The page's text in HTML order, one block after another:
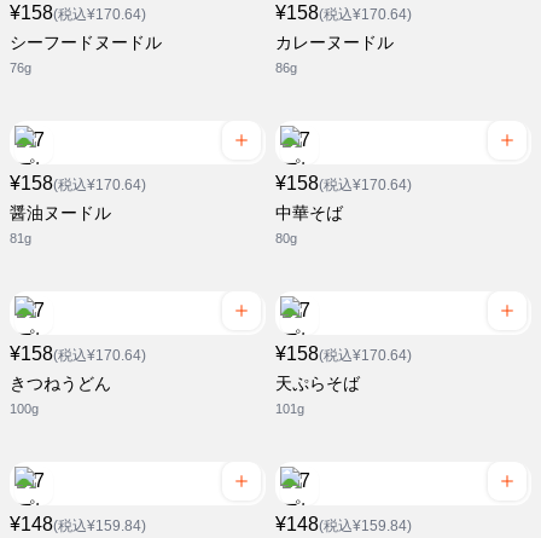
¥158(税込¥170.64)
シーフードヌードル
76g
¥158(税込¥170.64)
カレーヌードル
86g
¥158(税込¥170.64)
醤油ヌードル
81g
¥158(税込¥170.64)
中華そば
80g
¥158(税込¥170.64)
きつねうどん
100g
¥158(税込¥170.64)
天ぷらそば
101g
¥148(税込¥159.84) ¥148(税込¥159.84)